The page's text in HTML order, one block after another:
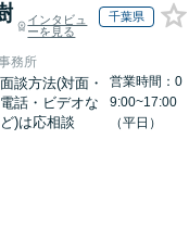
インタビュ
ーを見る
千葉県
務所
面談方法(対面・
電話・ビデオな
ど)は応相談
営業時間：0
9:00~17:00
（平日）